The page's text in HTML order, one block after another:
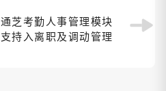
通芝考勤人事管理模块
支持入离职及调动管理